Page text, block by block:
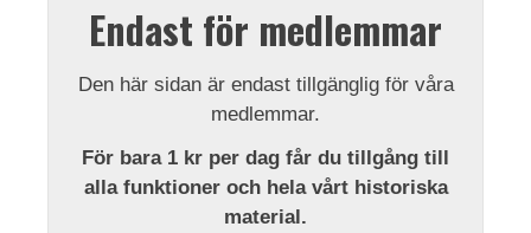
Endast för medlemmar
Den här sidan är endast tillgänglig för våra
medlemmar.
För bara 1 kr per dag får du tillgång till
alla funktioner och hela vårt historiska
material.